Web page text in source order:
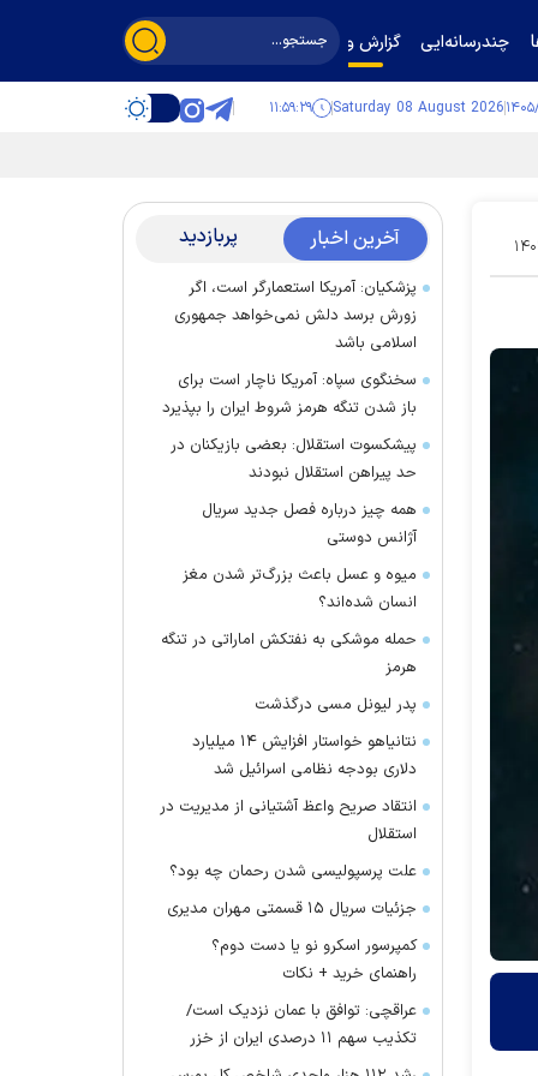
چندرسانه‌ایی گزارش و گفت‌وگو
Saturday 08 August 2026 ۱۱:۵۹:۳۰
۱۰ آخرین اخبار پربازدید
پزشکیان: آمریکا استعمارگر است، اگر
زورش برسد دلش نمی‌خواهد جمهوری
اسلامی باشد
سخنگوی سپاه: آمریکا ناچار است برای
باز شدن تنگه هرمز شروط ایران را بپذیرد
پیشکسوت استقلال: بعضی بازیکنان در
حد پیراهن استقلال نبودند
همه چیز درباره فصل جدید سریال
آژانس دوستی
میوه و عسل باعث بزرگ‌تر شدن مغز
انسان شده‌اند؟
حمله موشکی به نفتکش اماراتی در تنگه
هرمز
پدر لیونل مسی درگذشت
نتانیاهو خواستار افزایش ۱۴ میلیارد
دلاری بودجه نظامی اسرائیل شد
انتقاد صریح واعظ آشتیانی از مدیریت در
استقلال
علت پرسپولیسی شدن رحمان چه بود؟
جزئیات سریال ۱۵ قسمتی مهران مدیری
کمپرسور اسکرو نو یا دست دوم؟
راهنمای خرید + نکات
عراقچی: توافق با عمان نزدیک است/
تکذیب سهم ۱۱ درصدی ایران از خزر